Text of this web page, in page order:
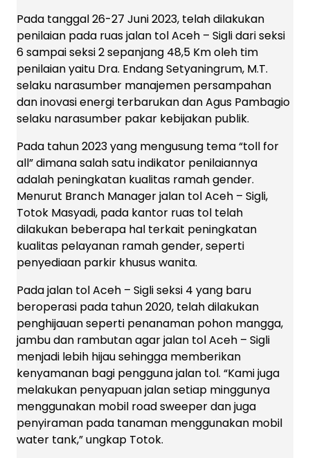
Pada tanggal 26-27 Juni 2023, telah dilakukan
penilaian pada ruas jalan tol Aceh – Sigli dari seksi
6 sampai seksi 2 sepanjang 48,5 Km oleh tim
penilaian yaitu Dra. Endang Setyaningrum, M.T.
selaku narasumber manajemen persampahan
dan inovasi energi terbarukan dan Agus Pambagio
selaku narasumber pakar kebijakan publik.
Pada tahun 2023 yang mengusung tema “toll for
all” dimana salah satu indikator penilaiannya
adalah peningkatan kualitas ramah gender.
Menurut Branch Manager jalan tol Aceh – Sigli,
Totok Masyadi, pada kantor ruas tol telah
dilakukan beberapa hal terkait peningkatan
kualitas pelayanan ramah gender, seperti
penyediaan parkir khusus wanita.
Pada jalan tol Aceh – Sigli seksi 4 yang baru
beroperasi pada tahun 2020, telah dilakukan
penghijauan seperti penanaman pohon mangga,
jambu dan rambutan agar jalan tol Aceh – Sigli
menjadi lebih hijau sehingga memberikan
kenyamanan bagi pengguna jalan tol. “Kami juga
melakukan penyapuan jalan setiap minggunya
menggunakan mobil road sweeper dan juga
penyiraman pada tanaman menggunakan mobil
water tank,” ungkap Totok.